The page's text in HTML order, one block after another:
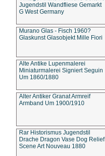
Jugendstil Wandfliese Gemarkt
G West Germany
Murano Glas - Fisch 1960?
Glaskunst Glasobjekt Mille Fiori
Alte Antike Lupenmalerei
Miniaturmalerei Signiert Seguin
Um 1860/1880
Alter Antiker Granat Armreif
Armband Um 1900/1910
Rar Historismus Jugendstil
Drache Dragon Vase Dog Relief
Scene Art Nouveau 1880